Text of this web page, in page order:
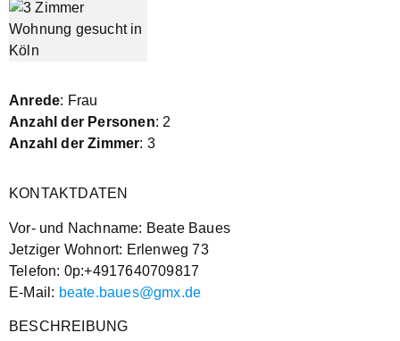
Anrede: Frau
Anzahl der Personen: 2
Anzahl der Zimmer: 3
KONTAKTDATEN
Vor- und Nachname: Beate Baues
Jetziger Wohnort: Erlenweg 73
Telefon: 0p:+4917640709817
E-Mail: beate.baues@gmx.de
BESCHREIBUNG